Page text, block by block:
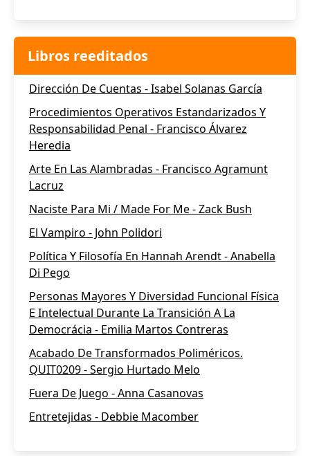
Libros reeditados
Dirección De Cuentas - Isabel Solanas García
Procedimientos Operativos Estandarizados Y
Responsabilidad Penal - Francisco Álvarez
Heredia
Arte En Las Alambradas - Francisco Agramunt
Lacruz
Naciste Para Mi / Made For Me - Zack Bush
El Vampiro - John Polidori
Política Y Filosofía En Hannah Arendt - Anabella
Di Pego
Personas Mayores Y Diversidad Funcional Física
E Intelectual Durante La Transición A La
Democrácia - Emilia Martos Contreras
Acabado De Transformados Poliméricos.
QUIT0209 - Sergio Hurtado Melo
Fuera De Juego - Anna Casanovas
Entretejidas - Debbie Macomber